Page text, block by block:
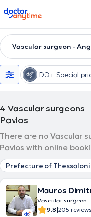
doctoranytime
Vascular surgeon -
DO+ Special
4 Vascular surgeons
Pavlos
There are no Vascular
Pavlos with online
Prefecture of
Mauros
Vascular surgeon
9.8|205 reviews